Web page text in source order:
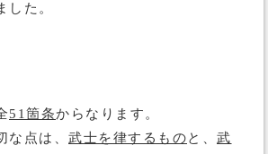
した。
51箇条からなります。
な点は、 武士を律するものと、 武